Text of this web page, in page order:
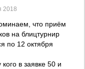
2018
что приём
на блицтурнир
по 12 октября
в заявке 50 и